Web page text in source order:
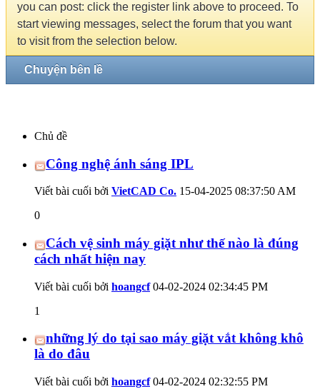
you can post: click the register link above to proceed. To
start viewing messages, select the forum that you want
to visit from the selection below.
Chuyện bên lề
Chủ đề
Công nghệ ánh sáng IPL
Viết bài cuối bởi VietCAD Co. 15-04-2025 08:37:50 AM
0
Cách vệ sinh máy giặt như thế nào là đúng
cách nhất hiện nay
Viết bài cuối bởi hoangcf04-02-2024 02:34:45 PM
1
những lý do tại sao máy giặt vắt không khô
là do đâu
Viết bài cuối bởi hoangcf04-02-2024 02:32:55 PM